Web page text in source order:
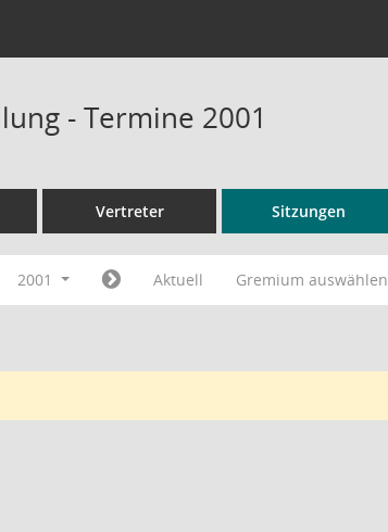
- Termine 2001
Vertreter Sitzungen
2001 Aktuell Gremium auswählen